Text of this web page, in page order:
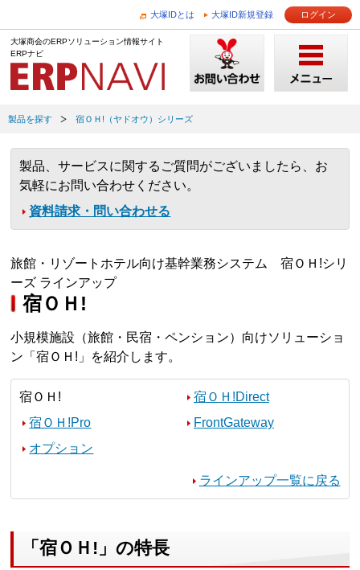
大塚IDとは 大塚ID新規登録 ログイン
大塚商会のERPソリューション情報サイト
ERPナビ
製品を探す 宿ＯＨ!（ヤドオウ）シリーズ
製品、サービスに関するご質問がございましたら、お
気軽にお問い合わせください。
資料請求・問い合わせる
旅館・リゾートホテル向け基幹業務システム 宿ＯＨ!シリ
ーズ ラインアップ
宿ＯＨ!
小規模施設（旅館・民宿・ペンション）向けソリューショ
ン「宿ＯＨ!」を紹介します。
宿ＯＨ!
宿ＯＨ!Direct
宿ＯＨ!Pro
FrontGateway
オプション
ラインアップ一覧に戻る
「宿ＯＨ!」の特長